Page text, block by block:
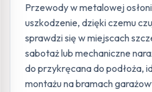
Przewody w metalowej
uszkodzenie, dzięki czemu
sprawdzi się w miejscach
sabotaż lub mechaniczne
do przykręcana do podłoża,
montażu na bramach